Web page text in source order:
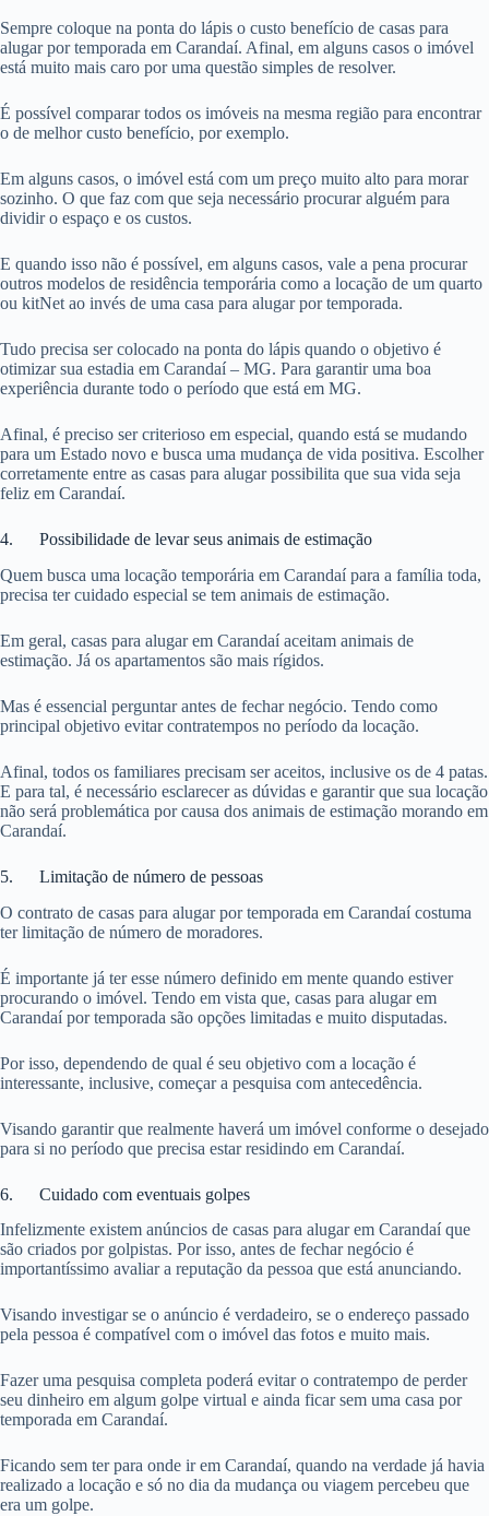
Sempre coloque na ponta do lápis o custo benefício de casas para
alugar por temporada em Carandaí. Afinal, em alguns casos o imóvel
está muito mais caro por uma questão simples de resolver.
É possível comparar todos os imóveis na mesma região para encontrar
o de melhor custo benefício, por exemplo.
Em alguns casos, o imóvel está com um preço muito alto para morar
sozinho. O que faz com que seja necessário procurar alguém para
dividir o espaço e os custos.
E quando isso não é possível, em alguns casos, vale a pena procurar
outros modelos de residência temporária como a locação de um quarto
ou kitNet ao invés de uma casa para alugar por temporada.
Tudo precisa ser colocado na ponta do lápis quando o objetivo é
otimizar sua estadia em Carandaí – MG. Para garantir uma boa
experiência durante todo o período que está em MG.
Afinal, é preciso ser criterioso em especial, quando está se mudando
para um Estado novo e busca uma mudança de vida positiva. Escolher
corretamente entre as casas para alugar possibilita que sua vida seja
feliz em Carandaí.
4. Possibilidade de levar seus animais de estimação
Quem busca uma locação temporária em Carandaí para a família toda,
precisa ter cuidado especial se tem animais de estimação.
Em geral, casas para alugar em Carandaí aceitam animais de
estimação. Já os apartamentos são mais rígidos.
Mas é essencial perguntar antes de fechar negócio. Tendo como
principal objetivo evitar contratempos no período da locação.
Afinal, todos os familiares precisam ser aceitos, inclusive os de 4 patas.
E para tal, é necessário esclarecer as dúvidas e garantir que sua locação
não será problemática por causa dos animais de estimação morando em
Carandaí.
5. Limitação de número de pessoas
O contrato de casas para alugar por temporada em Carandaí costuma
ter limitação de número de moradores.
É importante já ter esse número definido em mente quando estiver
procurando o imóvel. Tendo em vista que, casas para alugar em
Carandaí por temporada são opções limitadas e muito disputadas.
Por isso, dependendo de qual é seu objetivo com a locação é
interessante, inclusive, começar a pesquisa com antecedência.
Visando garantir que realmente haverá um imóvel conforme o desejado
para si no período que precisa estar residindo em Carandaí.
6. Cuidado com eventuais golpes
Infelizmente existem anúncios de casas para alugar em Carandaí que
são criados por golpistas. Por isso, antes de fechar negócio é
importantíssimo avaliar a reputação da pessoa que está anunciando.
Visando investigar se o anúncio é verdadeiro, se o endereço passado
pela pessoa é compatível com o imóvel das fotos e muito mais.
Fazer uma pesquisa completa poderá evitar o contratempo de perder
seu dinheiro em algum golpe virtual e ainda ficar sem uma casa por
temporada em Carandaí.
Ficando sem ter para onde ir em Carandaí, quando na verdade já havia
realizado a locação e só no dia da mudança ou viagem percebeu que
era um golpe.